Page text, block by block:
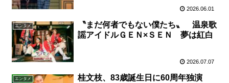
2026.06.01
エンタメ
〝まだ何者でもない僕たち〟 温泉歌
謡アイドルＧＥＮ×ＳＥＮ 夢は紅白
2026.07.07
エンタメ
桂文枝、83歳誕生日に60周年独演